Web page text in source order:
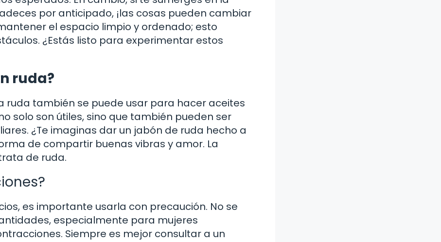
por anticipado, ¡las cosas pueden cambiar
el espacio limpio y ordenado; esto
¿Estás listo para experimentar estos
ruda?
ruda también se puede usar para hacer aceites
solo son útiles, sino que también pueden ser
¿Te imaginas dar un jabón de ruda hecho a
de compartir buenas vibras y amor. La
de ruda.
es importante usarla con precaución. No se
especialmente para mujeres
Siempre es mejor consultar a un